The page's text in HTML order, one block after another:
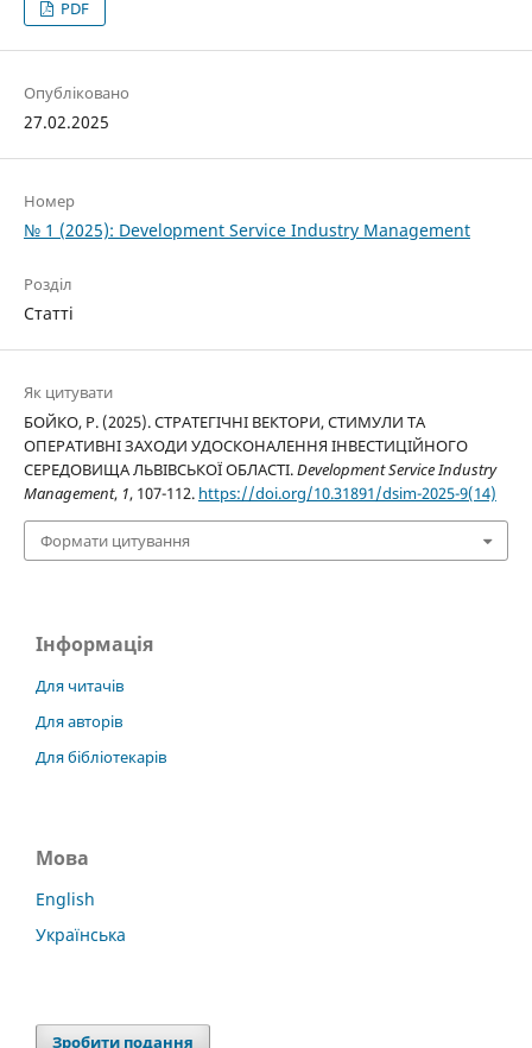
PDF
Опубліковано
27.02.2025
Номер
№ 1 (2025): Development Service Industry Management
Розділ
Статті
Як цитувати
БОЙКО, Р. (2025). СТРАТЕГІЧНІ ВЕКТОРИ, СТИМУЛИ ТА
ОПЕРАТИВНІ ЗАХОДИ УДОСКОНАЛЕННЯ ІНВЕСТИЦІЙНОГО
СЕРЕДОВИЩА ЛЬВІВСЬКОЇ ОБЛАСТІ.Development Service Industry
Management, 1, 107-112. https://doi.org/10.31891/dsim-2025-9(14)
Формати цитування
Інформація
Для читачів
Для авторів
Для бібліотекарів
Мова
English
Українська
Зробити подання